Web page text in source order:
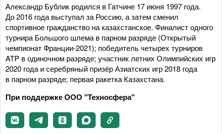
Александр Бублик родился в Гатчине 17 июня 1997 года.
До 2016 года выступал за Россию, а затем сменил
спортивное гражданство на казахстанское. Финалист одного
турнира Большого шлема в парном разряде (Открытый
чемпионат Франции-2021); победитель четырех турниров
ATP в одиночном разряде; участник летних Олимпийских игр
2020 года и серебряный призёр Азиатских игр 2018 года
в парном разряде; первая ракетка Казахстана.
При поддержке ООО "Техносфера"